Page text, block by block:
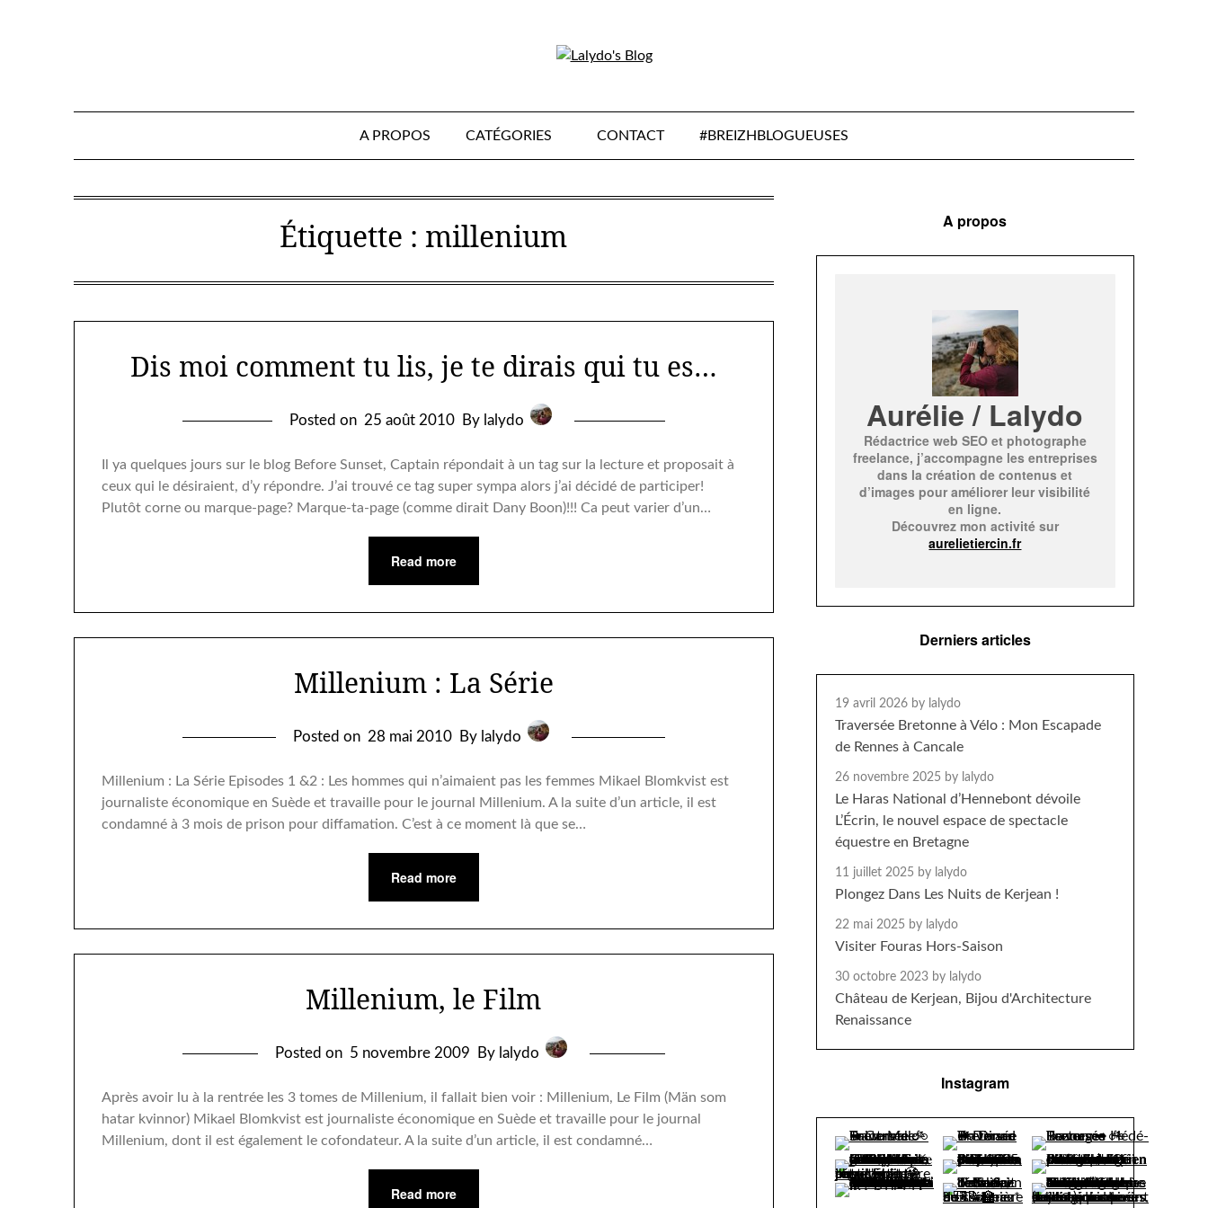
A PROPOS CATÉGORIES CONTACT #BREIZHBLOGUEUSES
Étiquette :millenium
Dis moi comment tu lis, je te dirais qui tu es…
Posted on 25 août 2010 By lalydo
Il ya quelques jours sur le blog Before Sunset, Captain répondait à un tag sur la lecture et proposait à
ceux qui le désiraient, d’y répondre. J’ai trouvé ce tag super sympa alors j’ai décidé de participer!
Plutôt corne ou marque-page? Marque-ta-page (comme dirait Dany Boon)!!! Ca peut varier d’un…
Read more
Millenium : La Série
Posted on 28 mai 2010 By lalydo
Millenium : La Série Episodes 1 &2 : Les hommes qui n’aimaient pas les femmes Mikael Blomkvist est
journaliste économique en Suède et travaille pour le journal Millenium. A la suite d’un article, il est
condamné à 3 mois de prison pour diffamation. C’est à ce moment là que se…
Read more
Millenium, le Film
Posted on 5 novembre 2009 By lalydo
Après avoir lu à la rentrée les 3 tomes de Millenium, il fallait bien voir : Millenium, Le Film (Män som
hatar kvinnor) Mikael Blomkvist est journaliste économique en Suède et travaille pour le journal
Millenium, dont il est également le cofondateur. A la suite d’un article, il est condamné…
Read more
A propos
Aurélie / Lalydo
Rédactrice web SEO et photographe
freelance, j’accompagne les entreprises
dans la création de contenus et
d’images pour améliorer leur visibilité
en ligne.
Découvrez mon activité sur
aurelietiercin.fr
Derniers articles
19 avril 2026 by lalydo
Traversée Bretonne à Vélo : Mon Escapade
de Rennes à Cancale
26 novembre 2025 by lalydo
Le Haras National d’Hennebont dévoile
L’Écrin, le nouvel espace de spectacle
équestre en Bretagne
11 juillet 2025 by lalydo
Plongez Dans Les Nuits de Kerjean !
22 mai 2025 by lalydo
Visiter Fouras Hors-Saison
30 octobre 2023 by lalydo
Château de Kerjean, Bijou d'Architecture
Renaissance
Instagram